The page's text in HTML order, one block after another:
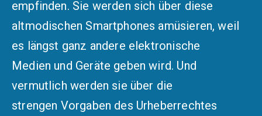
empfinden. Sie werden sich über diese
altmodischen Smartphones amüsieren, weil
es längst ganz andere elektronische
Medien und Geräte geben wird. Und
vermutlich werden sie über die
strengen Vorgaben des Urheberrechtes